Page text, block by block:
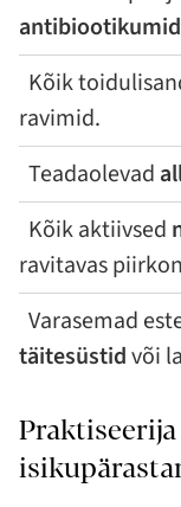
antibiootikumid
Kõik
ravimid.
Teadaolevad
Kõik aktiivsed
ravitavas
Varasemad
täitesüstidvõi